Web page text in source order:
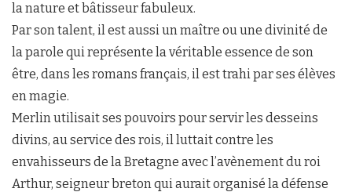
la nature et bâtisseur fabuleux.
Par son talent, il est aussi un maître ou une divinité de
la parole qui représente la véritable essence de son
être, dans les romans français, il est trahi par ses élèves
en magie.
Merlin utilisait ses pouvoirs pour servir les desseins
divins, au service des rois, il luttait contre les
envahisseurs de la Bretagne avec l’avènement du roi
Arthur, seigneur breton qui aurait organisé la défense